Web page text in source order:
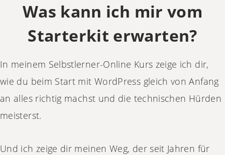
Was kann ich mir vom
Starterkit erwarten?
In meinem Selbstlerner-Online Kurs zeige ich dir,
wie du beim Start mit WordPress gleich von Anfang
an alles richtig machst und die technischen Hürden
meisterst.
Und ich zeige dir meinen Weg, der seit Jahren für